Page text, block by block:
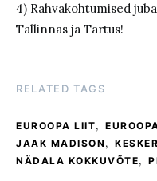
4) Rahvakohtumised
Tallinnas ja Tartus!
RELATED TAGS
EUROOPA LIIT,
JAAK MADISON ,
NÄDALA KOKKUVÕTE,